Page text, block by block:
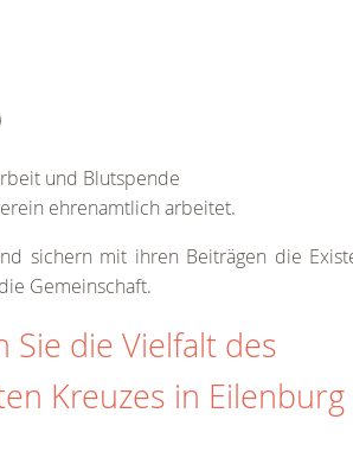
und Blutspende
ehrenamtlich arbeitet.
sichern mit ihren Beiträgen die
Gemeinschaft.
Sie die Vielfalt des
Kreuzes in Eilenburg